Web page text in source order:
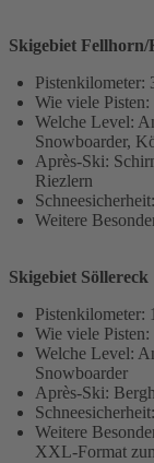
Skigebiet Fellhorn/
Pistenkilometer:
Wie viele Pisten:
Welche Level:
Snowboarder,
Après-Ski:
Riezlern
Weitere
Skigebiet Söllereck
Pistenkilometer:
Wie viele Pisten:
Welche Level:
Snowboarder
Après-Ski:
Weitere
XXL-Format